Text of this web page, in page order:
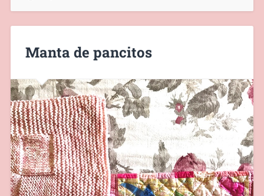
Manta de pancitos